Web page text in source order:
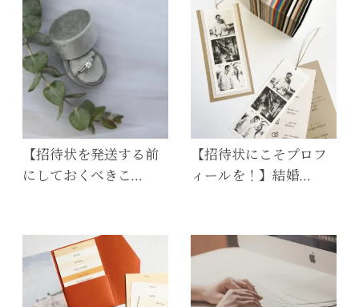
【招待状を発送する前
にしておくべきこ…
【招待状にこそプロフ
ィールを！】結婚…